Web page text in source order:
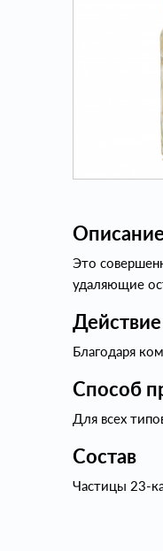
Описание
Это
удаляющие
Действие
Благодаря
Способ
Для всех
Состав
Частицы 23-